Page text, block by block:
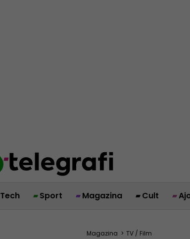
Tech Sport Magazina Cult
Magazina > TV / Film